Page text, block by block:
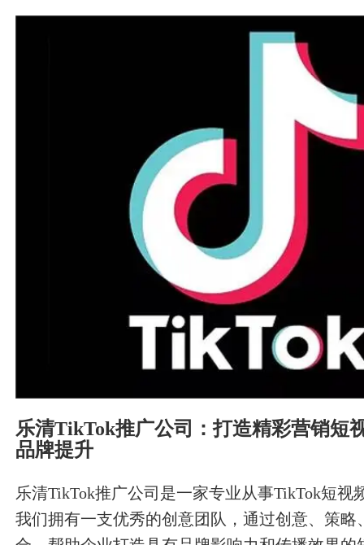
收录和推荐的方法： 确保网站内容优质 百度排
切相关，因此，为了获得更好的收录和推荐效
内容的质量和可读性。网站内容要具有可读性
同时要保证文案、图片、视频等内容的原创性
标题、描述、正文等部分适当地添加关键词，
擎可读性和搜索排名。在关键词的使用上，要
度堆砌，避免过度优化被搜索引擎惩罚。 发布
原创内容是吸引搜索引
乐清TikTok推广公司：打造精彩营销短
品牌提升
乐清TikTok推广公司是一家专业从事TikTok短视
我们拥有一支优秀的创意团队，通过创意、策略